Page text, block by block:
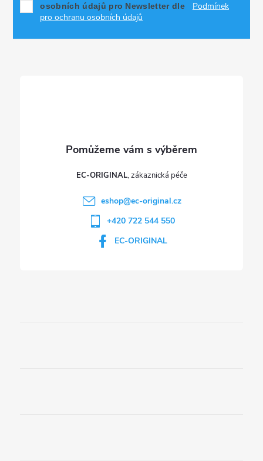
osobních údajů pro Newsletter dle
Podmínek
pro ochranu osobních údajů
EC-ORIGINAL
eshop@ec-original.cz
+420 722 544 550
EC-ORIGINAL